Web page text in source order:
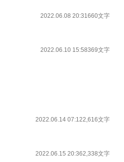
2022.06.08 20:31660文字
2022.06.10 15:58369文字
2022.06.14 07:122,616文字
2022.06.15 20:362,338文字